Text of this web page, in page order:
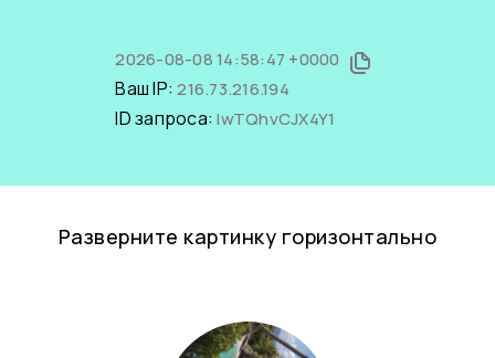
2026-08-08 14:58:47 +0000
Ваш IP:216.73.216.194
ID запроса:lwTQhvCJX4Y1
Разверните картинку горизонтально